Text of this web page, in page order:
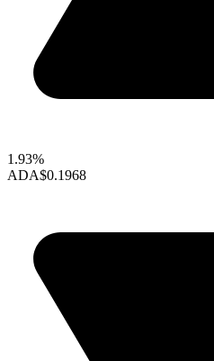
1.93%
ADA$0.1968